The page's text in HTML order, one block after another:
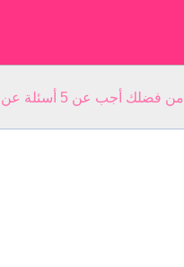
من فضلك أجب عن 5 أسئلة عن اسمك الأول: اسمك هو: